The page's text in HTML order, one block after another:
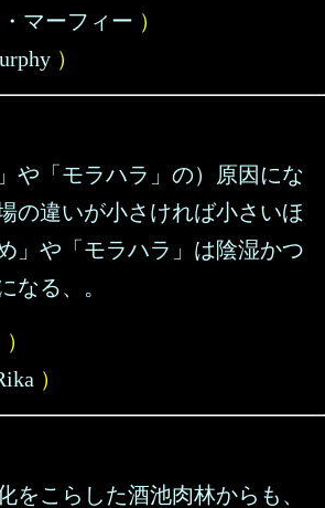
マーフィー ）
）
や「モラハラ」の）原因にな
の違いが小さければ小さいほ
」や「モラハラ」は陰湿かつ
なる、。
）
）
をこらした酒池肉林からも、